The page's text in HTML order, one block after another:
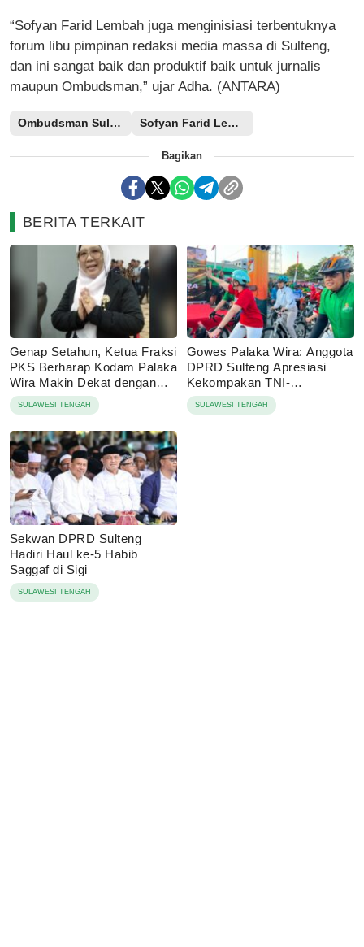
“Sofyan Farid Lembah juga menginisiasi terbentuknya
forum libu pimpinan redaksi media massa di Sulteng,
dan ini sangat baik dan produktif baik untuk jurnalis
maupun Ombudsman,” ujar Adha. (ANTARA)
Ombudsman Sulteng Sofyan Farid Lembah
Bagikan
BERITA TERKAIT
Genap Setahun, Ketua Fraksi
PKS Berharap Kodam Palaka
Wira Makin Dekat dengan
Rakyat
SULAWESI TENGAH
Gowes Palaka Wira: Anggota
DPRD Sulteng Apresiasi
Kekompakan TNI-
Masyarakat
SULAWESI TENGAH
Sekwan DPRD Sulteng
Hadiri Haul ke-5 Habib
Saggaf di Sigi
SULAWESI TENGAH